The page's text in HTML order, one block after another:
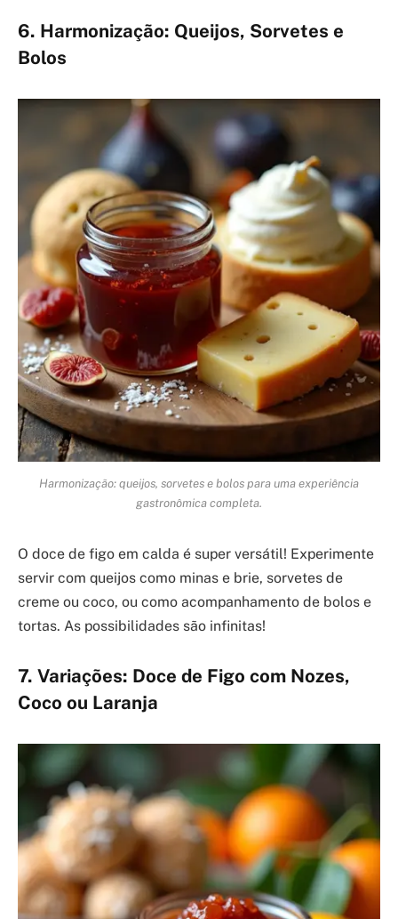
6. Harmonização: Queijos, Sorvetes e
Bolos
Harmonização: queijos, sorvetes e bolos para uma experiência
gastronômica completa.
O doce de figo em calda é super versátil! Experimente
servir com queijos como minas e brie, sorvetes de
creme ou coco, ou como acompanhamento de bolos e
tortas. As possibilidades são infinitas!
7. Variações: Doce de Figo com Nozes,
Coco ou Laranja